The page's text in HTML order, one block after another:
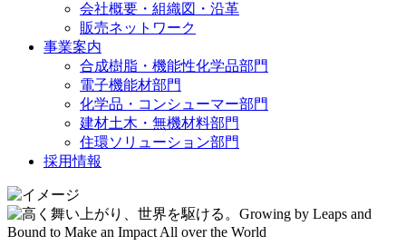
会社概要・組織図・沿革
販売ネットワーク
事業案内
合成樹脂・機能性化学品部門
電子機能材部門
化学品・コンシューマー部門
建材土木・無機材料部門
住環ソリューション部門
採用情報